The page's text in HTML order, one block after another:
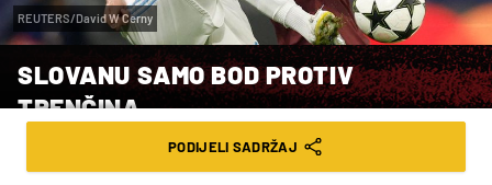
REUTERS/David W Cerny
SLOVANU SAMO BOD PROTIV
TRENČINA
PODIJELI SADRŽAJ